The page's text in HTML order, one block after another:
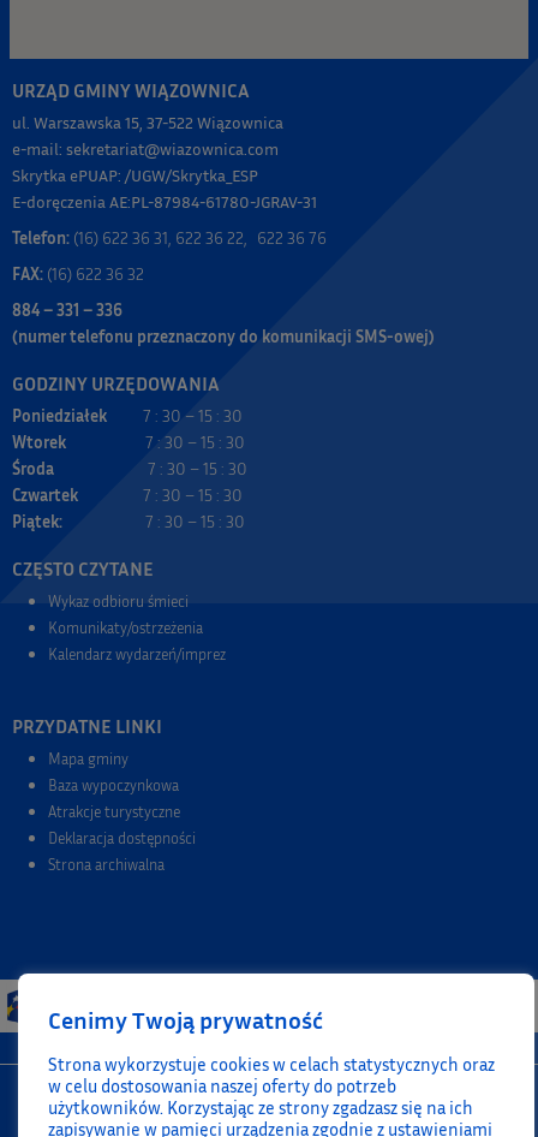
URZĄD GMINY WIĄZOWNICA
ul. Warszawska 15, 37-522 Wiązownica
e-mail: sekretariat@wiazownica.com
Skrytka ePUAP: /UGW/Skrytka_ESP
E-doręczenia AE:PL-87984-61780-JGRAV-31
Telefon: (16) 622 36 31, 622 36 22, 622 36 76
FAX: (16) 622 36 32
884 – 331 – 336
(numer telefonu przeznaczony do komunikacji SMS-owej)
GODZINY URZĘDOWANIA
Poniedziałek 7 : 30 – 15 : 30
Wtorek 7 : 30 – 15 : 30
Środa 7 : 30 – 15 : 30
Czwartek 7 : 30 – 15 : 30
Piątek: 7 : 30 – 15 : 30
CZĘSTO CZYTANE
Wykaz odbioru śmieci
Komunikaty/ostrzeżenia
Kalendarz wydarzeń/imprez
PRZYDATNE LINKI
Mapa gminy
Baza wypoczynkowa
Atrakcje turystyczne
Deklaracja dostępności
Strona archiwalna
Cenimy Twoją prywatność
Strona wykorzystuje cookies w celach statystycznych oraz
w celu dostosowania naszej oferty do potrzeb
użytkowników. Korzystając ze strony zgadzasz się na ich
zapisywanie w pamięci urządzenia zgodnie z ustawieniami